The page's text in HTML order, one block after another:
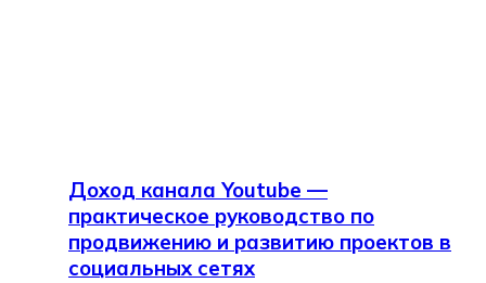
Доход канала Youtube —
практическое руководство по
продвижению и развитию проектов в
социальных сетях